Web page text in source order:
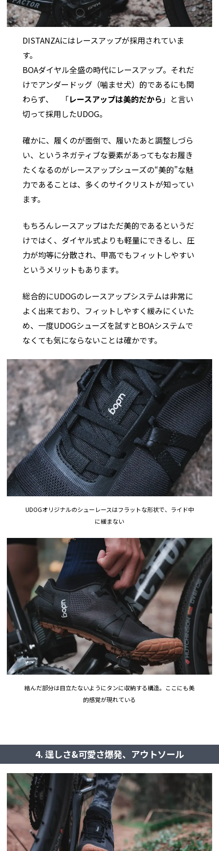
DISTANZAにはレースアップが採用されていま
す。
BOAダイヤル全盛の時代にレースアップ。それだ
けでアンダードッグ（噛ませ犬）的であるにも関
わらず、 「レースアップは美的だから」と言い
切って採用したUDOG。
確かに、履くのが面倒で、履いたあと調整しづら
い、というネガティブな要素があってもなお履き
たくなるのがレースアップシューズの“美的”な魅
力であることは、多くのサイクリストが知ってい
ます。
もちろんレースアップはただ美的であるというだ
けではく、ダイヤル式よりも軽量にできるし、圧
力が均等に分散され、甲高でもフィットしやすい
というメリットもあります。
総合的にUDOGのレースアップシステムは非常に
よく出来ており、フィットしやすく緩みにくいた
め、一度UDOGシューズを試すとBOAシステムで
なくても気にならないことは確かです。
UDOGオリジナルのシューレースはフラットな形状で、ライド中
に緩まない
結んだ部分は目立たないようにタンに収納する構造。ここにも美
的感覚が現れている
4. 逞しさ&可愛さ爆発、アウトソール